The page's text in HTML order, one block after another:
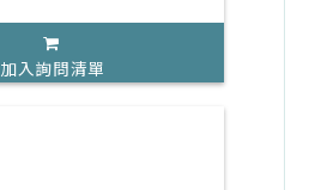
加入詢問清單